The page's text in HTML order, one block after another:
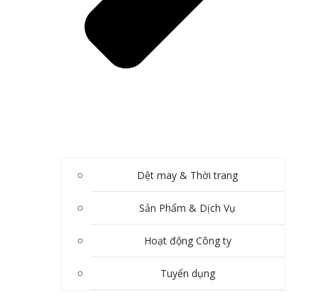
Dệt may & Thời trang
Sản Phẩm & Dịch Vụ
Hoạt động Công ty
Tuyển dụng